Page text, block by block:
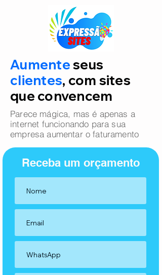
Aumenteseus
clientes, com sites
que convencem
Parece mágica, mas é apenas a
internet funcionando para sua
empresa aumentar o faturamento
Receba um orçamento